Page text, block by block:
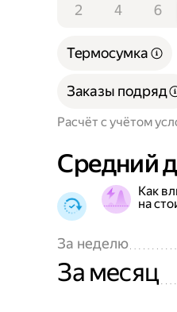
2 4 6
Расчёт с учётом
Термосумка
Заказы подряд
Средний
Как
на
За неделю
За месяц